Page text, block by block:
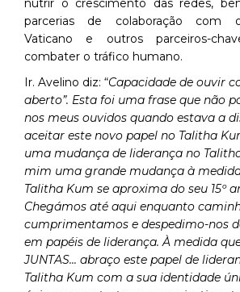
nutrir o crescimento das redes,
parcerias de colaboração com
Vaticano e outros parceiros-
combater o tráfico humano.
Ir. Avelino diz: “Capacidade de ouvir
aberto”. Esta foi uma frase que não
nos meus ouvidos quando estava a
aceitar este novo papel no Talitha
uma mudança de liderança no
mim uma grande mudança à
Talitha Kum se aproxima do seu 15º
Chegámos até aqui enquanto
cumprimentamos e despedimo-nos
em papéis de liderança. À medida
JUNTAS... abraço este papel de
Talitha Kum com a sua identidade